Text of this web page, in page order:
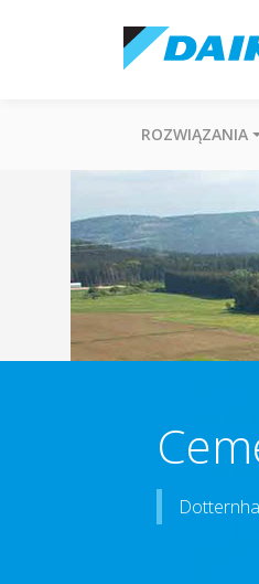
ROZWIĄZANIA